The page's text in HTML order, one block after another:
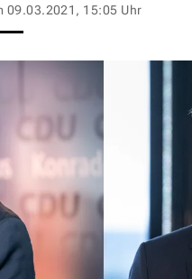
09.03.2021, 15:05 Uhr